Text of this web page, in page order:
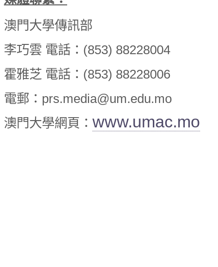
澳門大學傳訊部
李巧雲 電話：(853) 88228004
霍雅芝 電話：(853) 88228006
電郵：prs.media@um.edu.mo
澳門大學網頁： www.umac.mo